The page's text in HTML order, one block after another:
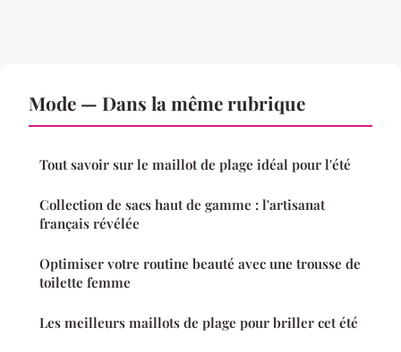
Mode — Dans la même rubrique
Tout savoir sur le maillot de plage idéal pour l'été
Collection de sacs haut de gamme : l'artisanat
français révélée
Optimiser votre routine beauté avec une trousse de
toilette femme
Les meilleurs maillots de plage pour briller cet été